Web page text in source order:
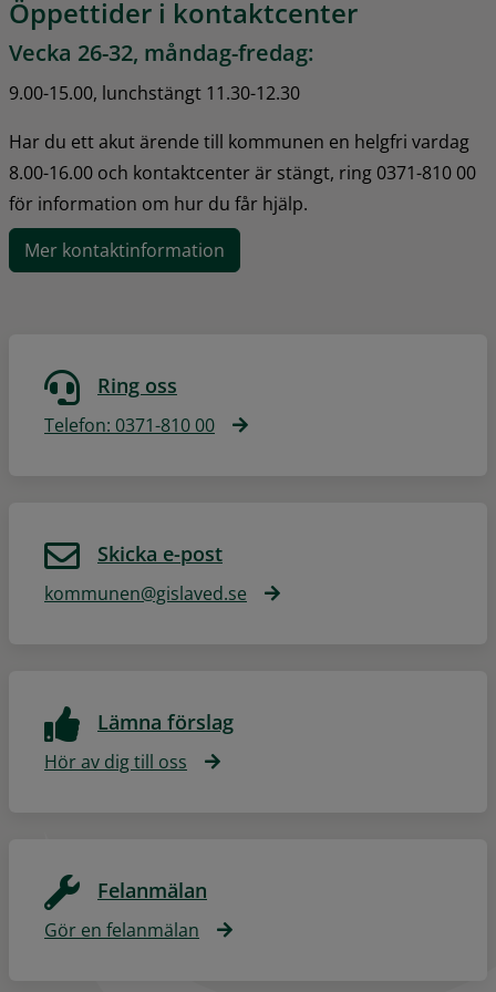
Öppettider i kontaktcenter
Vecka 26-32, måndag-fredag:
9.00-15.00, lunchstängt 11.30-12.30
Har du ett akut ärende till kommunen en helgfri vardag
8.00-16.00 och kontaktcenter är stängt, ring 0371-810 00
för information om hur du får hjälp.
Mer kontaktinformation
Ring oss
Telefon: 0371-810 00
Skicka e-post
kommunen@gislaved.se
Lämna förslag
Hör av dig till oss
Felanmälan
Gör en felanmälan